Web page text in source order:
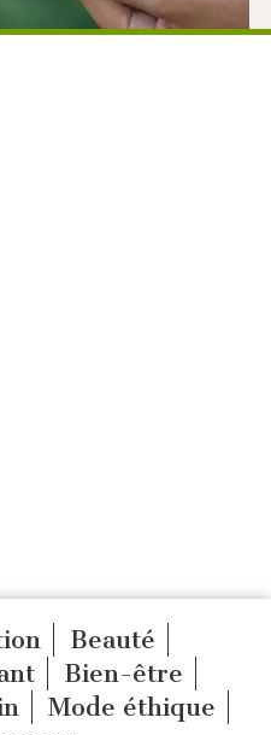
Beauté
Bien-être
Mode éthique